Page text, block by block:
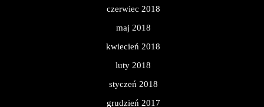
czerwiec 2018
maj 2018
kwiecień 2018
luty 2018
styczeń 2018
grudzień 2017